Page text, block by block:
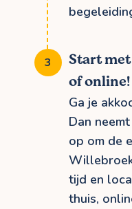
Start
of online!
Ga je
Dan
op om de
tijd en
thuis,